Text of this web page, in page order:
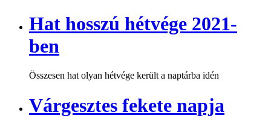
Hat hosszú hétvége 2021-
ben
Összesen hat olyan hétvége került a naptárba idén
Várgesztes fekete napja